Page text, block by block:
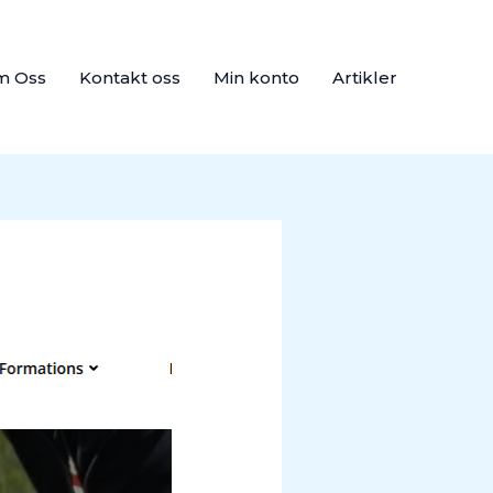
Oss Kontakt oss Min konto Artikler